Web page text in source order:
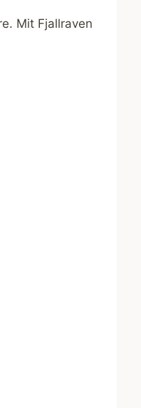
Mit Fjallraven